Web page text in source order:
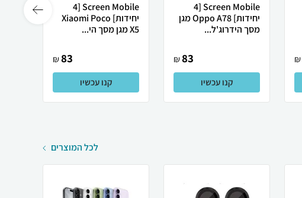
₪
Screen Mobile [4
יחידות] Oppo A78 מגן
מסך הידרוג'ל...
83
₪
קנו עכשיו
Screen Mobile [4
יחידות] Xiaomi Poco
X5 מגן מסך הי...
83
₪
קנו עכשיו
לכל המוצרים